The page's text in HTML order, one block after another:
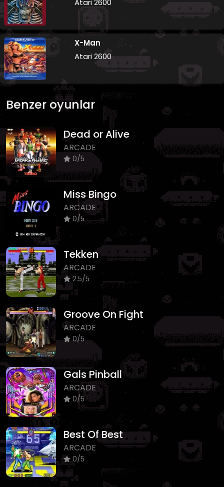
Atari 2600
X-Man
Atari 2600
Benzer oyunlar
Dead or Alive
ARCADE
0/5
Miss Bingo
ARCADE
0/5
Tekken
ARCADE
2.5/5
Groove On Fight
ARCADE
0/5
Gals Pinball
ARCADE
0/5
Best Of Best
ARCADE
0/5